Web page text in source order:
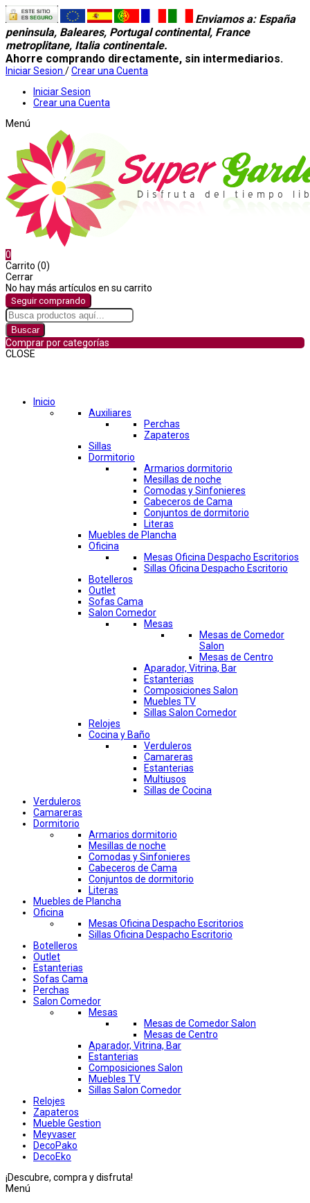
Enviamos a: España
peninsula, Baleares, Portugal continental, France
metroplitane, Italia continentale.
Ahorre comprando directamente, sin intermediarios.
Iniciar Sesion /Crear una Cuenta
Iniciar Sesion
Crear una Cuenta
Menú
0
Carrito (0)
Cerrar
No hay más artículos en su carrito
Seguir comprando
Buscar
Comprar por categorías
CLOSE
Inicio
Auxiliares
Perchas
Zapateros
Sillas
Dormitorio
Armarios dormitorio
Mesillas de noche
Comodas y Sinfonieres
Cabeceros de Cama
Conjuntos de dormitorio
Literas
Muebles de Plancha
Oficina
Mesas Oficina Despacho Escritorios
Sillas Oficina Despacho Escritorio
Botelleros
Outlet
Sofas Cama
Salon Comedor
Mesas
Mesas de Comedor
Salon
Mesas de Centro
Aparador, Vitrina, Bar
Estanterias
Composiciones Salon
Muebles TV
Sillas Salon Comedor
Relojes
Cocina y Baño
Verduleros
Camareras
Estanterias
Multiusos
Sillas de Cocina
Verduleros
Camareras
Dormitorio
Armarios dormitorio
Mesillas de noche
Comodas y Sinfonieres
Cabeceros de Cama
Conjuntos de dormitorio
Literas
Muebles de Plancha
Oficina
Mesas Oficina Despacho Escritorios
Sillas Oficina Despacho Escritorio
Botelleros
Outlet
Estanterias
Sofas Cama
Perchas
Salon Comedor
Mesas
Mesas de Comedor Salon
Mesas de Centro
Aparador, Vitrina, Bar
Estanterias
Composiciones Salon
Muebles TV
Sillas Salon Comedor
Relojes
Zapateros
Mueble Gestion
Meyvaser
DecoPako
DecoEko
¡Descubre, compra y disfruta!
Menú